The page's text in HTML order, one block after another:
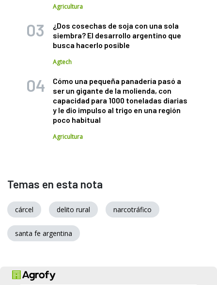
Agricultura
¿Dos cosechas de soja con una sola
siembra? El desarrollo argentino que
busca hacerlo posible
Agtech
Cómo una pequeña panadería pasó a
ser un gigante de la molienda, con
capacidad para 1000 toneladas diarias
y le dio impulso al trigo en una región
poco habitual
Agricultura
Temas en esta nota
cárcel delito rural narcotráfico
santa fe argentina